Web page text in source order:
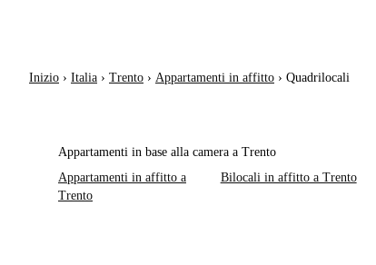
Inizio › Italia › Trento › Appartamenti in affitto › Quadrilocali
Appartamenti in base alla camera a Trento
Appartamenti in affitto a
Trento
Bilocali in affitto a Trento